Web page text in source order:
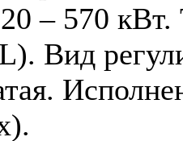
– 570 кВт.
Вид